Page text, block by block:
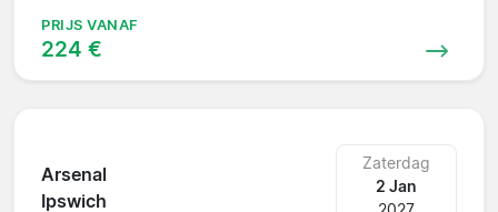
PRIJS VANAF
224 €
Arsenal
Ipswich
Zaterdag
2 Jan